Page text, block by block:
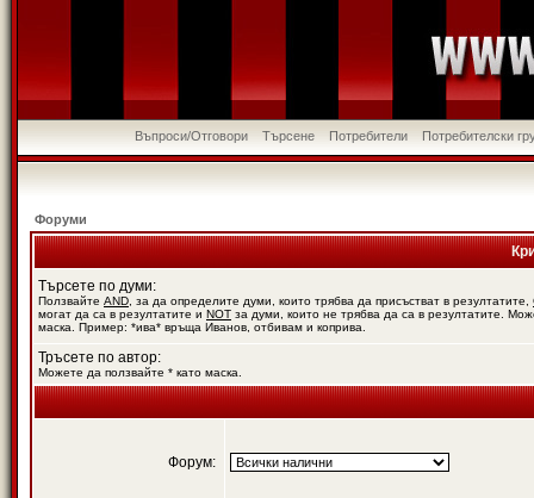
Въпроси/Отговори Търсене Потребители Потребителски
Форуми
Търсете по думи:
Ползвайте AND , за да определите думи, които трябва да присъстват в резултатите,
могат да са в резултатите и NOT за думи, които не трябва да са в резултатите.
маска. Пример: *ива* връща Иванов, отбивам и коприва.
Тръсете по автор:
Можете да ползвайте * като маска.
Форум: